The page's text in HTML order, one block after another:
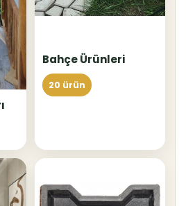
Bahçe Ürünleri
20 ürün